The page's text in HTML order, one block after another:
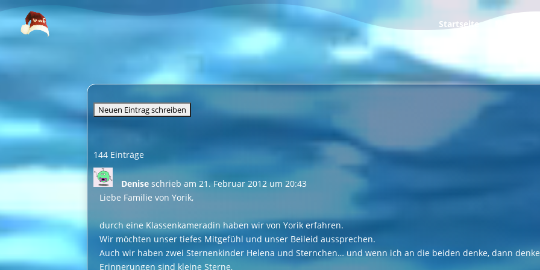
Startseite
Video-
Player
144 Einträge
Deniseschrieb am 21. Februar 2012 um 20:43
Liebe Familie von Yorik,
durch eine Klassenkameradin haben wir von Yorik erfahren.
Wir möchten unser tiefes Mitgefühl und unser Beileid aussprechen.
Auch wir haben zwei Sternenkinder Helena und Sternchen… und wenn ich an die beiden denke, dann
Erinnerungen sind kleine Sterne,